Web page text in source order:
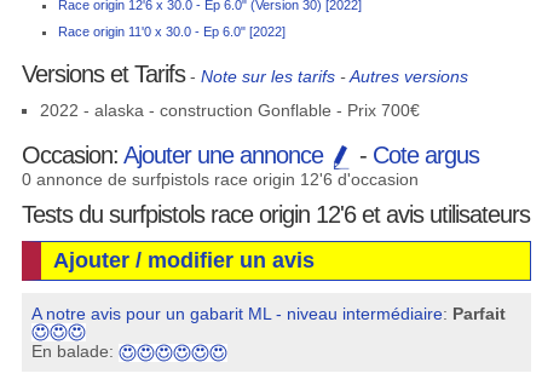
Race origin 12'6 x 30.0 - Ep 6.0" (Version 30) [2022]
Race origin 11'0 x 30.0 - Ep 6.0" [2022]
Versions et Tarifs- Note sur les tarifs-Autres versions
2022 - alaska - construction Gonflable - Prix 700€
Occasion: Ajouter une annonce - Cote argus
0 annonce de surfpistols race origin 12'6 d'occasion
Tests du surfpistols race origin 12'6 et avis utilisateurs
Ajouter / modifier un avis
A notre avis pour un gabarit ML - niveau intermédiaire: Parfait
En balade: